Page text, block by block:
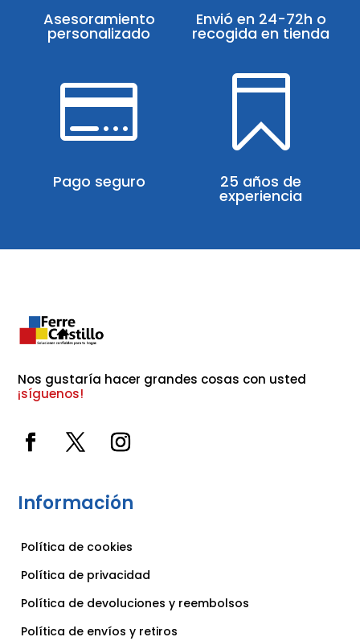
Asesoramiento
personalizado
Envió en 24-72h o
recogida en tienda

Pago seguro

25 años de
experiencia
Nos gustaría hacer grandes cosas con usted
¡síguenos!
Información
Política de cookies
Política de privacidad
Política de devoluciones y reembolsos
Política de envíos y retiros